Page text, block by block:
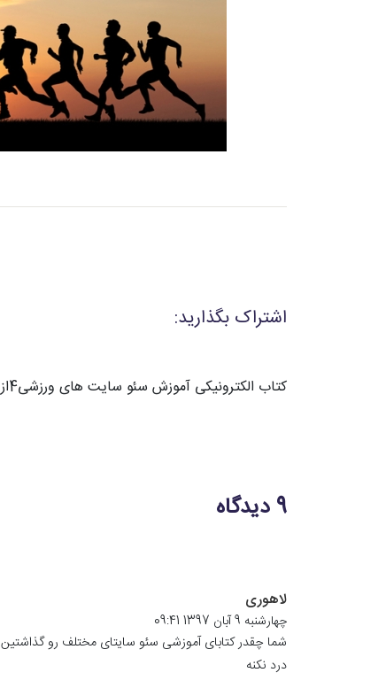
اشتراک بگذارید:
کتاب الکترونیکی آموزش سئو سایت های ورزشی4از
9 دیدگاه
لاهوری
چهارشنبه 9 آبان 1397 09:41
شما چقدر کتابای آموزشی سئو سایتای مختلف رو
درد نکنه